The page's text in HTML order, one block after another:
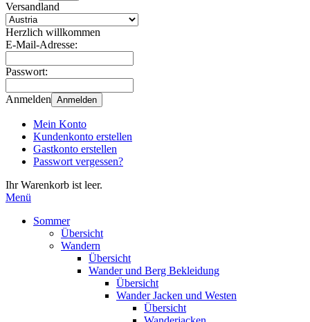
nach
oben
unten,
um
das
können
Touch-
und
Streichgesten
Versandland
Herzlich willkommen
E-Mail-Adresse:
Passwort:
Anmelden Anmelden
Mein Konto
Kundenkonto erstellen
Gastkonto erstellen
Passwort vergessen?
Ihr Warenkorb ist leer.
Menü
Sommer
Übersicht
Wandern
Übersicht
Wander und Berg Bekleidung
Übersicht
Wander Jacken und Westen
Übersicht